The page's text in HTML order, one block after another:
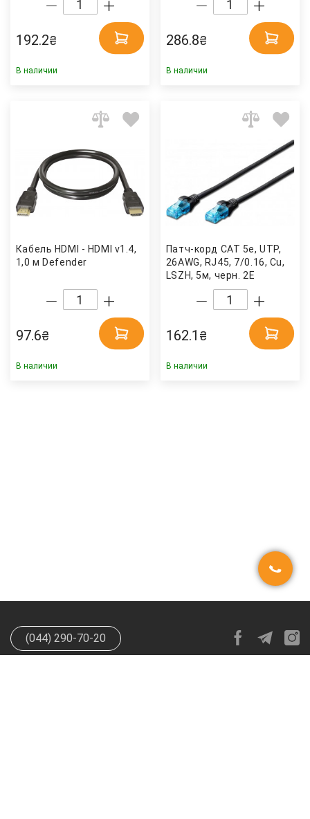
192.2₴
В наличии
286.8₴
В наличии
Кабель HDMI - HDMI v1.4,
1,0 м Defender
97.6₴
В наличии
Патч-корд CAT 5e, UTP,
26AWG, RJ45, 7/0.16, Cu,
LSZH, 5м, черн. 2E
162.1 ₴
В наличии
(044) 290-70-20